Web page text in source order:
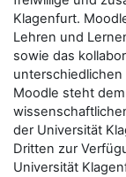
Klagenfurt.
Lehren und
sowie das
Moodle steht
der Universität
Dritten zur
Universität